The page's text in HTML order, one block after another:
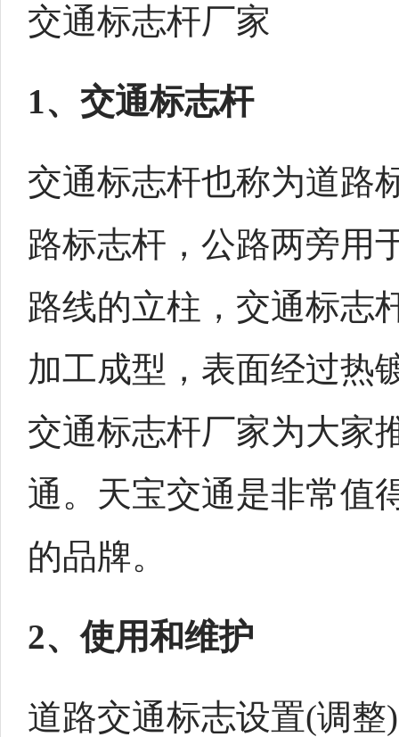
交通标志杆厂家
1、交通标志杆
交通标志杆也称为道路
路标志杆，公路两旁用
路线的立柱，交通标志
加工成型，表面经过热
交通标志杆厂家为大家
通。天宝交通是非常值
的品牌。
2、使用和维护
道路交通标志设置(调整